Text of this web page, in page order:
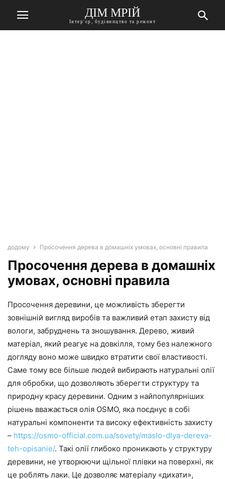
ДІМ МРІЙ
Інтер'єр, будівництво та ремонт
додому Просочення дерева в домашніх умовах, основні правила
Просочення дерева в домашніх
умовах, основні правила
Просочення деревини, це можливість зберегти
зовнішній вигляд виробів та важливий етап захисту від
вологи, забруднень та зношування. Дерево, живий
матеріал, який реагує на довкілля, тому без належного
догляду воно може швидко втратити свої властивості.
Саме тому все більше людей вибирають натуральні олії
для обробки, що дозволяють зберегти структуру та
природну красу деревини. Одним з найпопулярніших
рішень вважається олія OSMO, яка поєднує в собі
натуральні компоненти та високу ефективність захисту
– https://osmo-official.com.ua/sovety/maslo-dlya-dereva-
teh-opisanie/. Такі олії глибоко проникають у структуру
деревини, не утворюючи щільної плівки на поверхні, як
це роблять лаки. Це дозволяє матеріалу «дихати»,